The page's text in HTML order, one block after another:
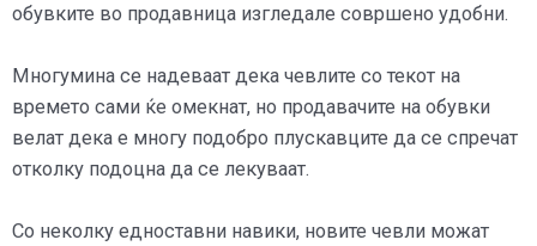
обувките во продавница изгледале совршено удобни.
Многумина се надеваат дека чевлите со текот на
времето сами ќе омекнат, но продавачите на обувки
велат дека е многу подобро плускавците да се спречат
отколку подоцна да се лекуваат.
Со неколку едноставни навики, новите чевли можат